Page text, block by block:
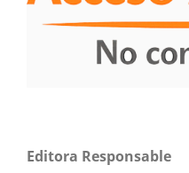
Editora Responsable